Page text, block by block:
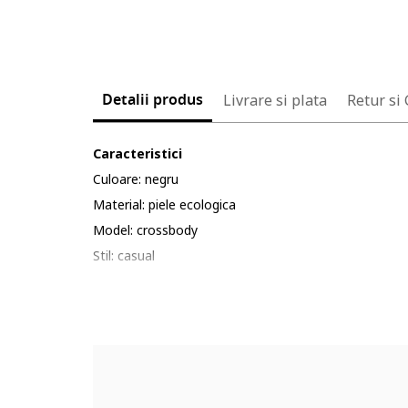
Detalii produs Livrare si plata Retur si
Caracteristici
Culoare: negru
Material: piele ecologica
Model: crossbody
Stil: casual